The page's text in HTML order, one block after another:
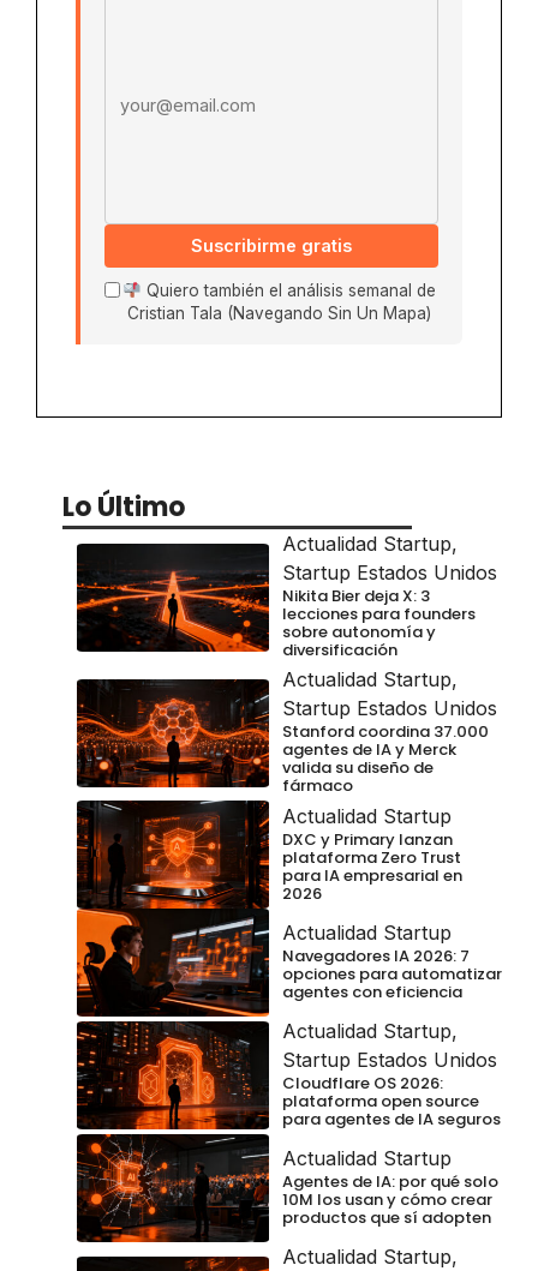
Suscribirme gratis
Quiero también el análisis semanal de
Cristian Tala (Navegando Sin Un Mapa)
Lo Último
Actualidad Startup,
Startup Estados Unidos
Nikita Bier deja X: 3
lecciones para founders
sobre autonomía y
diversificación
Actualidad Startup,
Startup Estados Unidos
Stanford coordina 37.000
agentes de IA y Merck
valida su diseño de
fármaco
Actualidad Startup
DXC y Primary lanzan
plataforma Zero Trust
para IA empresarial en
2026
Actualidad Startup
Navegadores IA 2026: 7
opciones para automatizar
agentes con eficiencia
Actualidad Startup,
Startup Estados Unidos
Cloudflare OS 2026:
plataforma open source
para agentes de IA seguros
Actualidad Startup
Agentes de IA: por qué solo
10M los usan y cómo crear
productos que sí adopten
Actualidad Startup,